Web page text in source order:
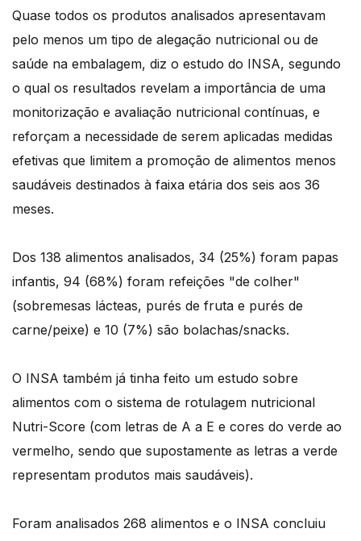
Quase todos os produtos analisados apresentavam
pelo menos um tipo de alegação nutricional ou de
saúde na embalagem, diz o estudo do INSA, segundo
o qual os resultados revelam a importância de uma
monitorização e avaliação nutricional contínuas, e
reforçam a necessidade de serem aplicadas medidas
efetivas que limitem a promoção de alimentos menos
saudáveis destinados à faixa etária dos seis aos 36
meses.
Dos 138 alimentos analisados, 34 (25%) foram papas
infantis, 94 (68%) foram refeições "de colher"
(sobremesas lácteas, purés de fruta e purés de
carne/peixe) e 10 (7%) são bolachas/snacks.
O INSA também já tinha feito um estudo sobre
alimentos com o sistema de rotulagem nutricional
Nutri-Score (com letras de A a E e cores do verde ao
vermelho, sendo que supostamente as letras a verde
representam produtos mais saudáveis).
Foram analisados 268 alimentos e o INSA concluiu